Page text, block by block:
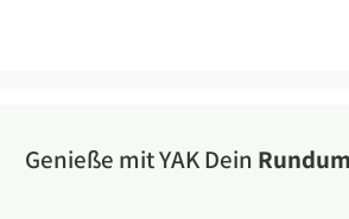
Genieße mit YAK Dein